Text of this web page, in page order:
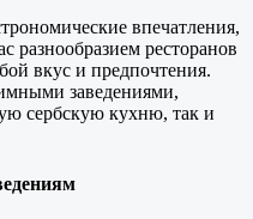
впечатления,
разнообразием ресторанов
вкус и предпочтения.
заведениями,
сербскую кухню, так и